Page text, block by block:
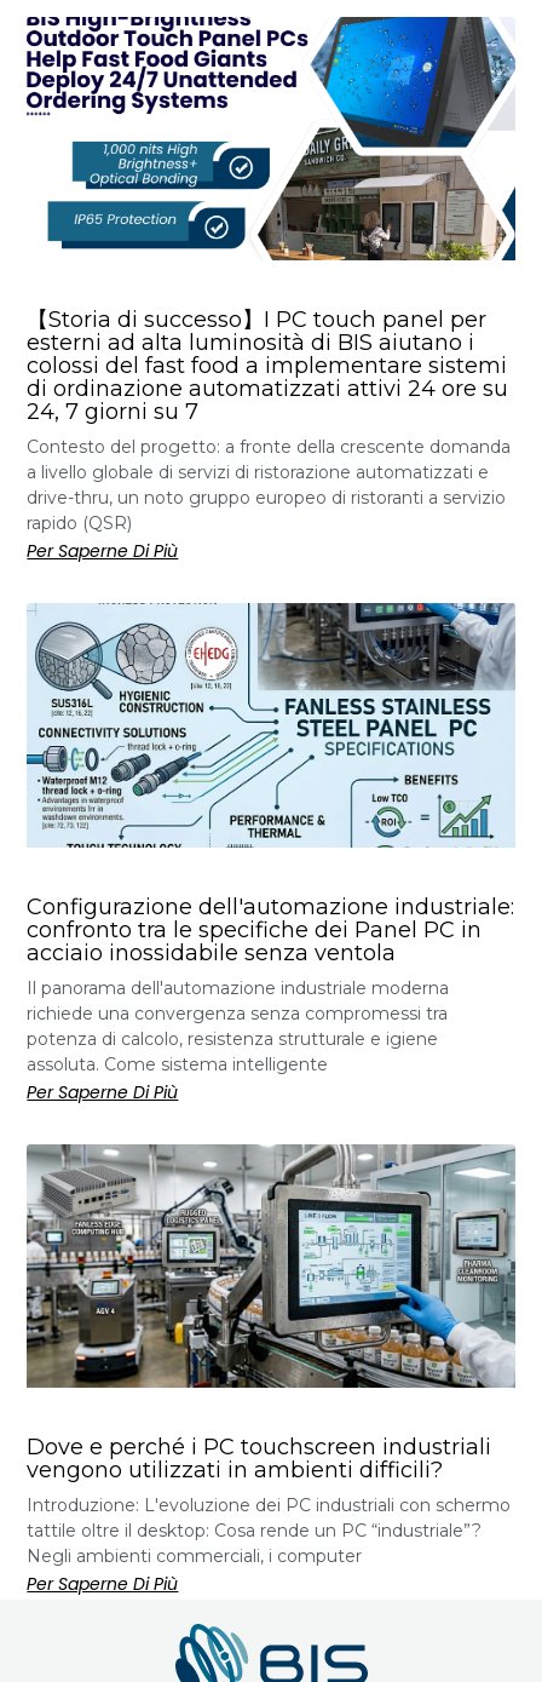
【Storia di successo】I PC touch panel per
esterni ad alta luminosità di BIS aiutano i
colossi del fast food a implementare sistemi
di ordinazione automatizzati attivi 24 ore su
24, 7 giorni su 7
Contesto del progetto: a fronte della crescente domanda
a livello globale di servizi di ristorazione automatizzati e
drive-thru, un noto gruppo europeo di ristoranti a servizio
rapido (QSR)
Per Saperne Di Più
Configurazione dell'automazione industriale:
confronto tra le specifiche dei Panel PC in
acciaio inossidabile senza ventola
Il panorama dell'automazione industriale moderna
richiede una convergenza senza compromessi tra
potenza di calcolo, resistenza strutturale e igiene
assoluta. Come sistema intelligente
Per Saperne Di Più
Dove e perché i PC touchscreen industriali
vengono utilizzati in ambienti difficili?
Introduzione: L'evoluzione dei PC industriali con schermo
tattile oltre il desktop: Cosa rende un PC “industriale”?
Negli ambienti commerciali, i computer
Per Saperne Di Più